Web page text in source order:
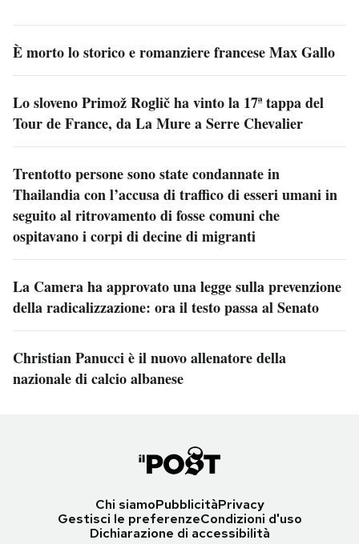
È morto lo storico e romanziere francese Max Gallo
Lo sloveno Primož Roglič ha vinto la 17ª tappa del
Tour de France, da La Mure a Serre Chevalier
Trentotto persone sono state condannate in
Thailandia con l’accusa di traffico di esseri umani in
seguito al ritrovamento di fosse comuni che
ospitavano i corpi di decine di migranti
La Camera ha approvato una legge sulla prevenzione
della radicalizzazione: ora il testo passa al Senato
Christian Panucci è il nuovo allenatore della
nazionale di calcio albanese
Chi siamoPubblicitàPrivacy
Gestisci le preferenzeCondizioni d'uso
Dichiarazione di accessibilità